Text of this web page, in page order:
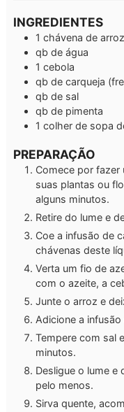
INGREDIENTES
1 chávena de arroz
qb de água
1 cebola
qb de carqueja
qb de sal
qb de pimenta
1 colher de sopa
PREPARAÇÃO
Comece por fazer
suas plantas ou
alguns minutos.
Retire do lume e
Coe a infusão de
chávenas deste
Verta um fio de
com o azeite, a
Junte o arroz e
Adicione a
Tempere com sal
minutos.
Desligue o lume e
pelo menos.
Sirva quente,